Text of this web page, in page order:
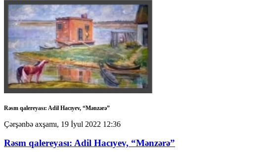
Rəsm qalereyası: Adil Hacıyev, “Mənzərə”
Çərşənbə axşamı, 19 İyul 2022 12:36
Rəsm qalereyası: Adil Hacıyev, “Mənzərə”